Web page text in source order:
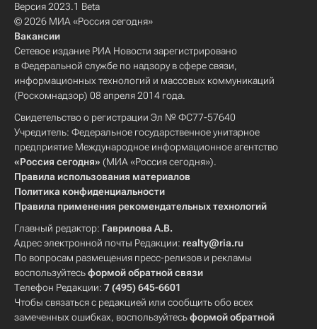
Версия 2023.1 Beta
© 2026 МИА «Россия сегодня»
Вакансии
Сетевое издание РИА Новости зарегистрировано
в Федеральной службе по надзору в сфере связи,
информационных технологий и массовых коммуникаций
(Роскомнадзор) 08 апреля 2014 года.
Свидетельство о регистрации Эл № ФС77-57640
Учредитель: Федеральное государственное унитарное
предприятие Международное информационное агентство
«Россия сегодня» (МИА «Россия сегодня»).
Правила использования материалов
Политика конфиденциальности
Правила применения рекомендательных технологий
Главный редактор: Гаврилова А.В.
Адрес электронной почты Редакции: realty@ria.ru
По вопросам размещения пресс-релизов и рекламы
воспользуйтесьформой обратной связи
Телефон Редакции: 7 (495) 645-6601
Чтобы связаться с редакцией или сообщить обо всех
замеченных ошибках, воспользуйтесьформой обратной